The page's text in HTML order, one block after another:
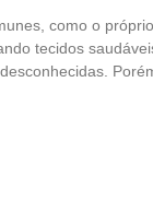
como o
tecidos